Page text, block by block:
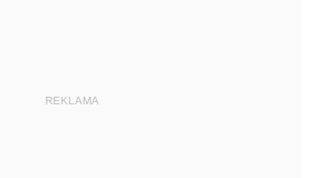
REKLAMA